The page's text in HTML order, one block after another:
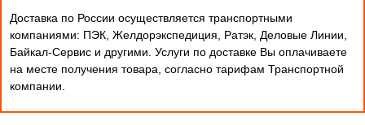
Доставка по России осуществляется транспортными
компаниями: ПЭК, Желдорэкспедиция, Ратэк, Деловые Линии,
Байкал-Сервис и другими. Услуги по доставке Вы оплачиваете
на месте получения товара, согласно тарифам Транспортной
компании.